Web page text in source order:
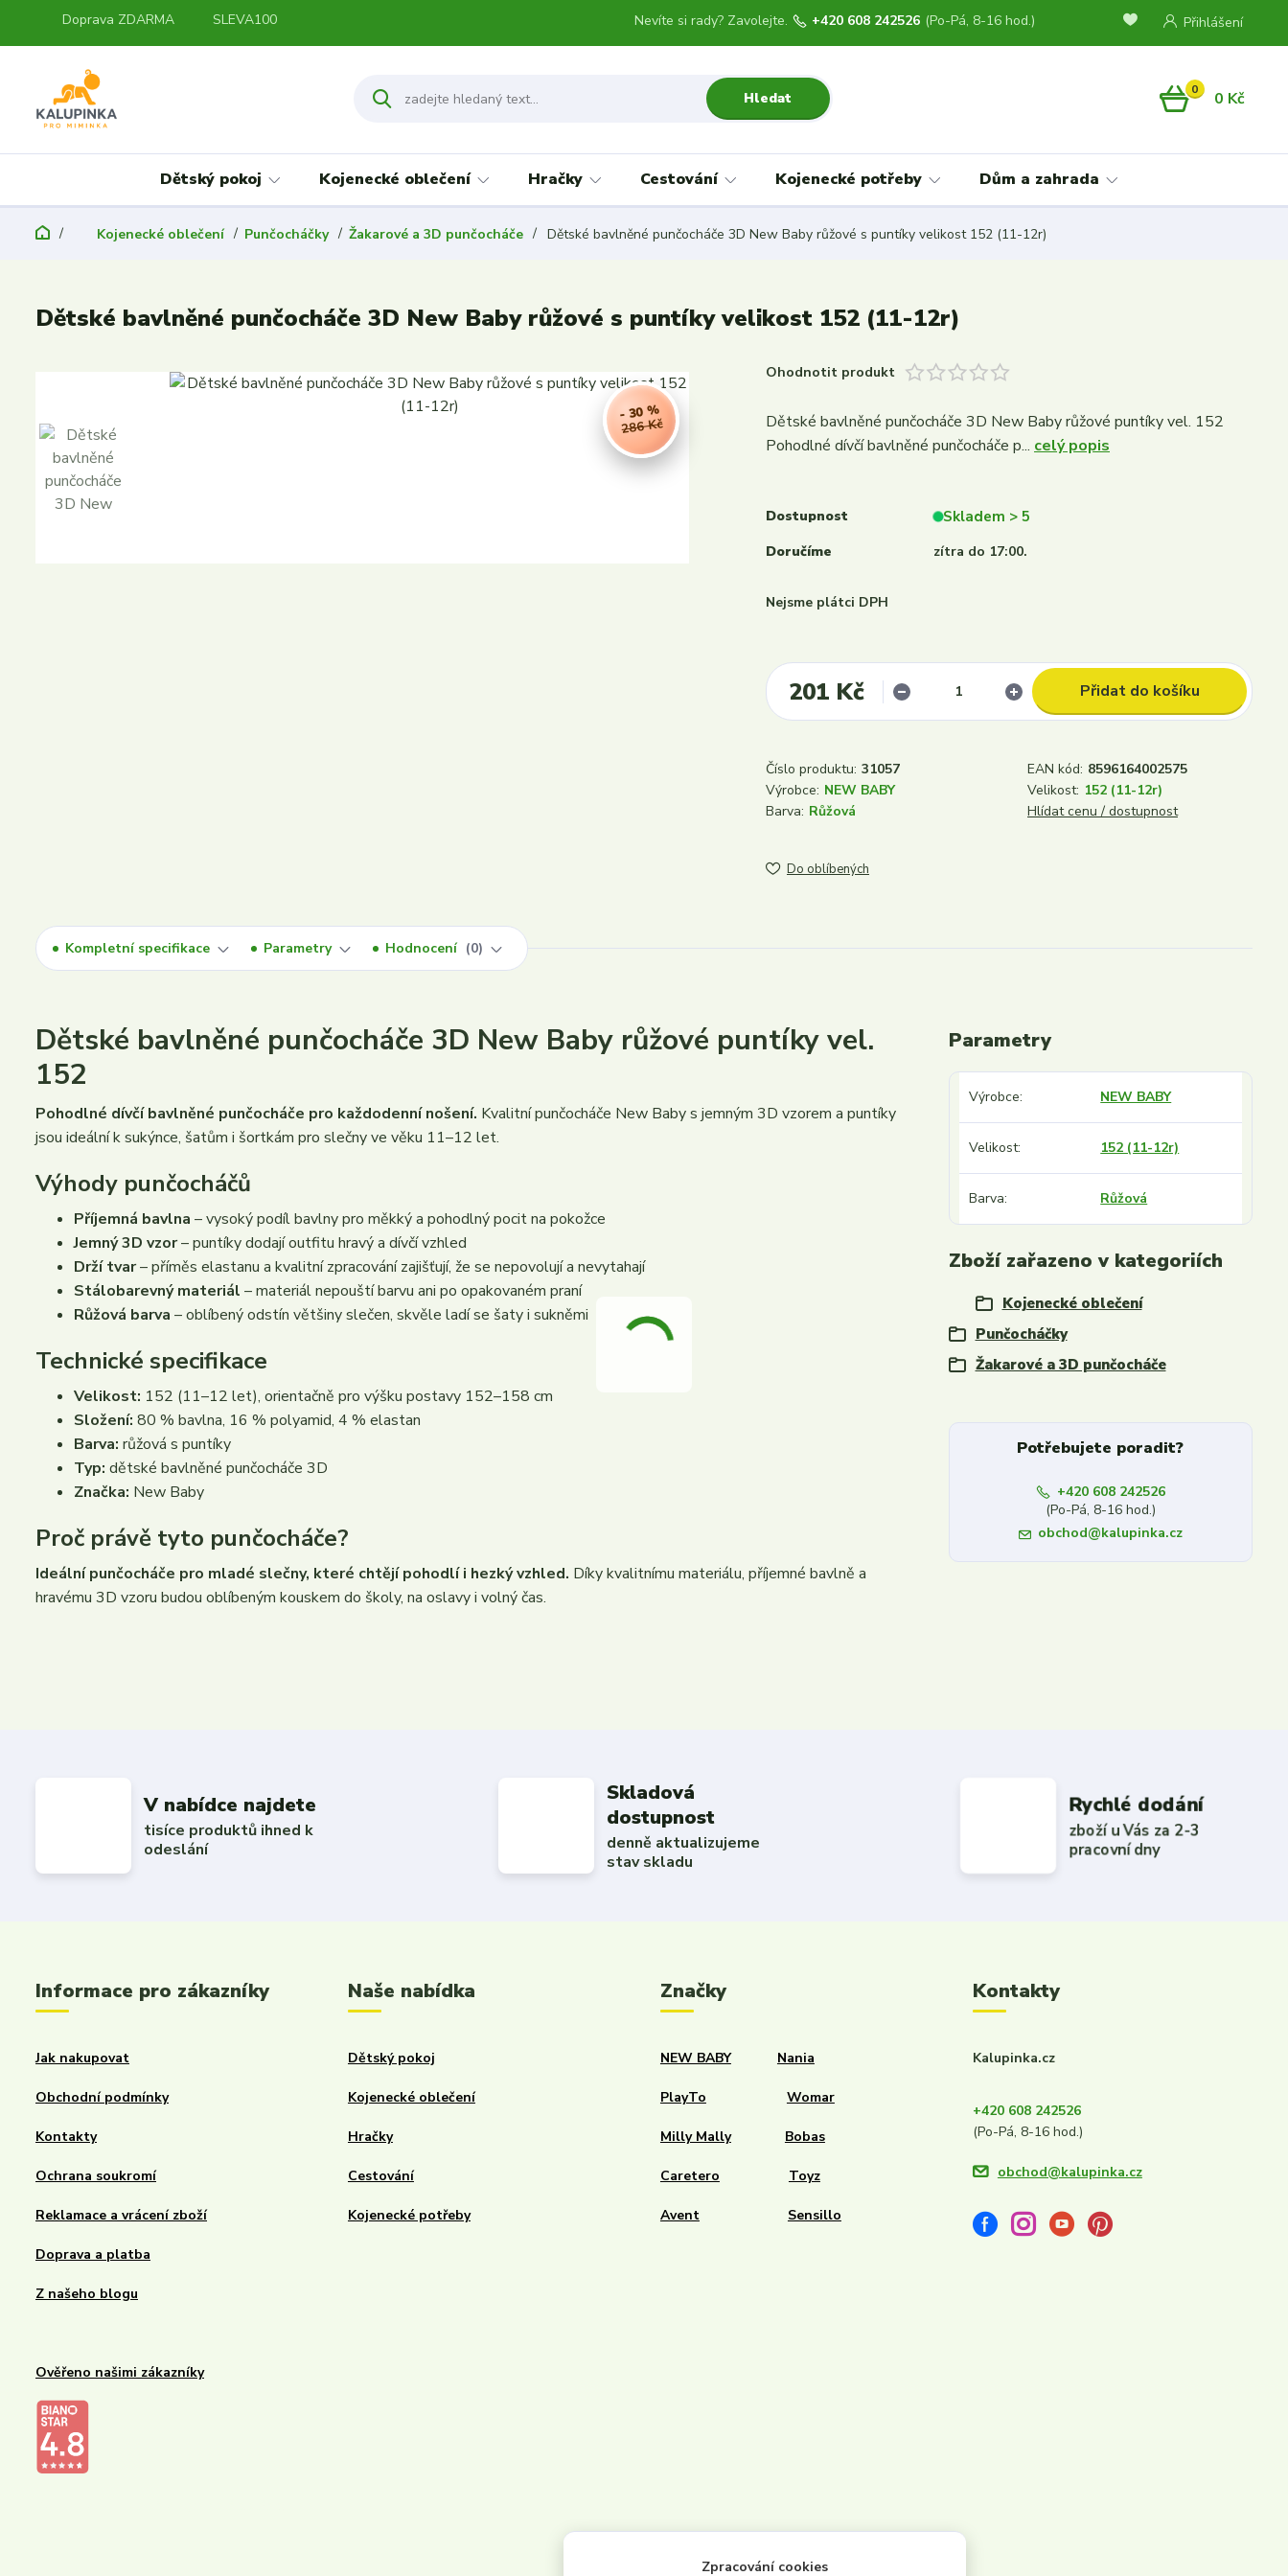
Doprava ZDARMA SLEVA100 Přihlášení
Hledat
Nevíte si rady? Zavolejte. +420 608 242526 (Po-Pá, 8-16 hod.)
0 0 Kč
Dětský pokoj Kojenecké oblečení Hračky Cestování Kojenecké potřeby Dům a zahrada
Kojenecké oblečení Punčocháčky Žakarové a 3D punčocháče Dětské bavlněné punčocháče 3D New Baby růžové s puntíky velikost 152 (11-12r)
Dětské bavlněné punčocháče 3D New Baby růžové s puntíky velikost 152 (11-12r)
286 Kč
- 30 %
Ohodnotit produkt
Dětské bavlněné punčocháče 3D New Baby růžové puntíky vel. 152
Pohodlné dívčí bavlněné punčocháče p... celý popis
Dostupnost Skladem > 5
Doručíme zítra do 17:00.
Nejsme plátci DPH
201 Kč Přidat do košíku
Číslo produktu: 31057 EAN kód: 8596164002575
Výrobce: NEW BABY Velikost: 152 (11-12r)
Barva: Růžová Hlídat cenu / dostupnost
Do oblíbených
Kompletní specifikace Parametry Hodnocení 0
Dětské bavlněné punčocháče 3D New Baby růžové puntíky vel.
152
Pohodlné dívčí bavlněné punčocháče pro každodenní nošení. Kvalitní punčocháče New Baby s jemným 3D vzorem a puntíky
jsou ideální k sukýnce, šatům i šortkám pro slečny ve věku 11–12 let.
Výhody punčocháčů
Příjemná bavlna – vysoký podíl bavlny pro měkký a pohodlný pocit na pokožce
Jemný 3D vzor– puntíky dodají outfitu hravý a dívčí vzhled
Drží tvar– příměs elastanu a kvalitní zpracování zajišťují, že se nepovolují a nevytahají
Stálobarevný materiál – materiál nepouští barvu ani po opakovaném praní
Růžová barva – oblíbený odstín většiny slečen, skvěle ladí se šaty i sukněmi
Technické specifikace
Velikost: 152 (11–12 let), orientačně pro výšku postavy 152–158 cm
Složení: 80 % bavlna, 16 % polyamid, 4 % elastan
Barva: růžová s puntíky
Typ: dětské bavlněné punčocháče 3D
Značka: New Baby
Proč právě tyto punčocháče?
Ideální punčocháče pro mladé slečny, které chtějí pohodlí i hezký vzhled. Díky kvalitnímu materiálu, příjemné bavlně a
hravému 3D vzoru budou oblíbeným kouskem do školy, na oslavy i volný čas.
Parametry
Výrobce NEW BABY
Velikost 152 (11-12r)
Barva Růžová
Zboží zařazeno v kategoriích
Kojenecké oblečení
Punčocháčky
Žakarové a 3D punčocháče
Potřebujete poradit?
+420 608 242526
(Po-Pá, 8-16 hod.)
obchod@kalupinka.cz
V nabídce najdete
tisíce produktů ihned k
odeslání
Skladová
dostupnost
denně aktualizujeme
stav skladu
Rychlé dodání
zboží u Vás za 2-3
pracovní dny
Informace pro zákazníky
Jak nakupovat
Obchodní podmínky
Kontakty
Ochrana soukromí
Reklamace a vrácení zboží
Doprava a platba
Z našeho blogu
Ověřeno našimi zákazníky
Naše nabídka
Dětský pokoj
Kojenecké oblečení
Hračky
Cestování
Kojenecké potřeby
Značky
NEW BABY Nania
PlayTo Womar
Milly Mally Bobas
Caretero Toyz
Avent Sensillo
Kontakty
Kalupinka.cz
+420 608 242526
(Po-Pá, 8-16 hod.)
obchod@kalupinka.cz
Zpracování cookies